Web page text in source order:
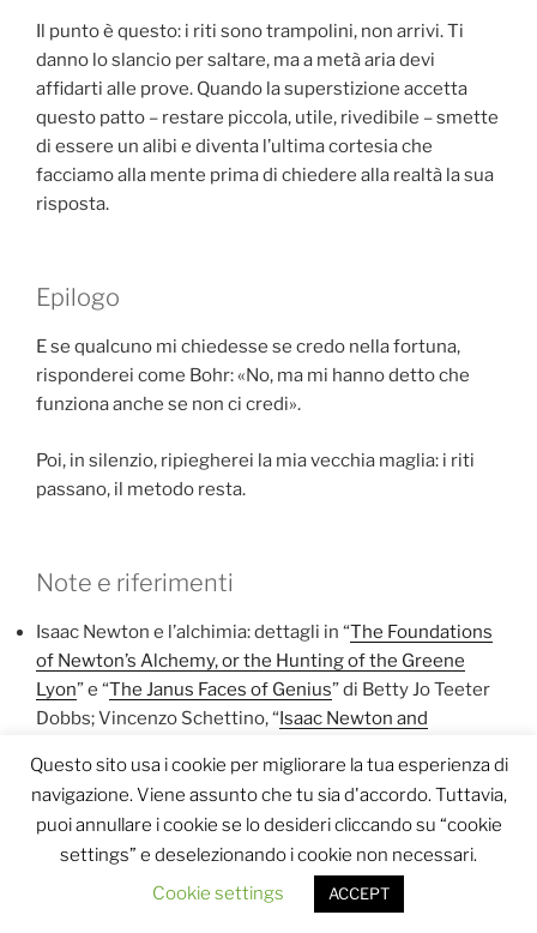
Il punto è questo: i riti sono trampolini, non arrivi. Ti
danno lo slancio per saltare, ma a metà aria devi
affidarti alle prove. Quando la superstizione accetta
questo patto – restare piccola, utile, rivedibile – smette
di essere un alibi e diventa l’ultima cortesia che
facciamo alla mente prima di chiedere alla realtà la sua
risposta.
Epilogo
E se qualcuno mi chiedesse se credo nella fortuna,
risponderei come Bohr: «No, ma mi hanno detto che
funziona anche se non ci credi».
Poi, in silenzio, ripiegherei la mia vecchia maglia: i riti
passano, il metodo resta.
Note e riferimenti
Isaac Newton e l’alchimia: dettagli in “The Foundations
of Newton’s Alchemy, or the Hunting of the Greene
Lyon” e “The Janus Faces of Genius” di Betty Jo Teeter
Dobbs; Vincenzo Schettino, “Isaac Newton and
Niels Bohr: l’aneddoto del ferro di cavallo è riportato in
“Bartlett’s Book of Anecdotes” e su “ Today in Science
Quotes”.
Richard Feynman: episodi sui bonghi in “Surely You’re
Joking, Mr. Feynman.”
Marie Curie: menzione della fiala di radio e del fascino
Questo sito usa i cookie per migliorare la tua esperienza di
navigazione. Viene assunto che tu sia d'accordo. Tuttavia,
puoi annullare i cookie se lo desideri cliccando su “cookie
settings” e deselezionando i cookie non necessari.
Cookie settings
ACCEPT